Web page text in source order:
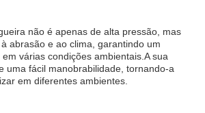
não é apenas de alta pressão, mas
abrasão e ao clima, garantindo um
várias condições ambientais.A sua
uma fácil manobrabilidade, tornando-a
em diferentes ambientes.